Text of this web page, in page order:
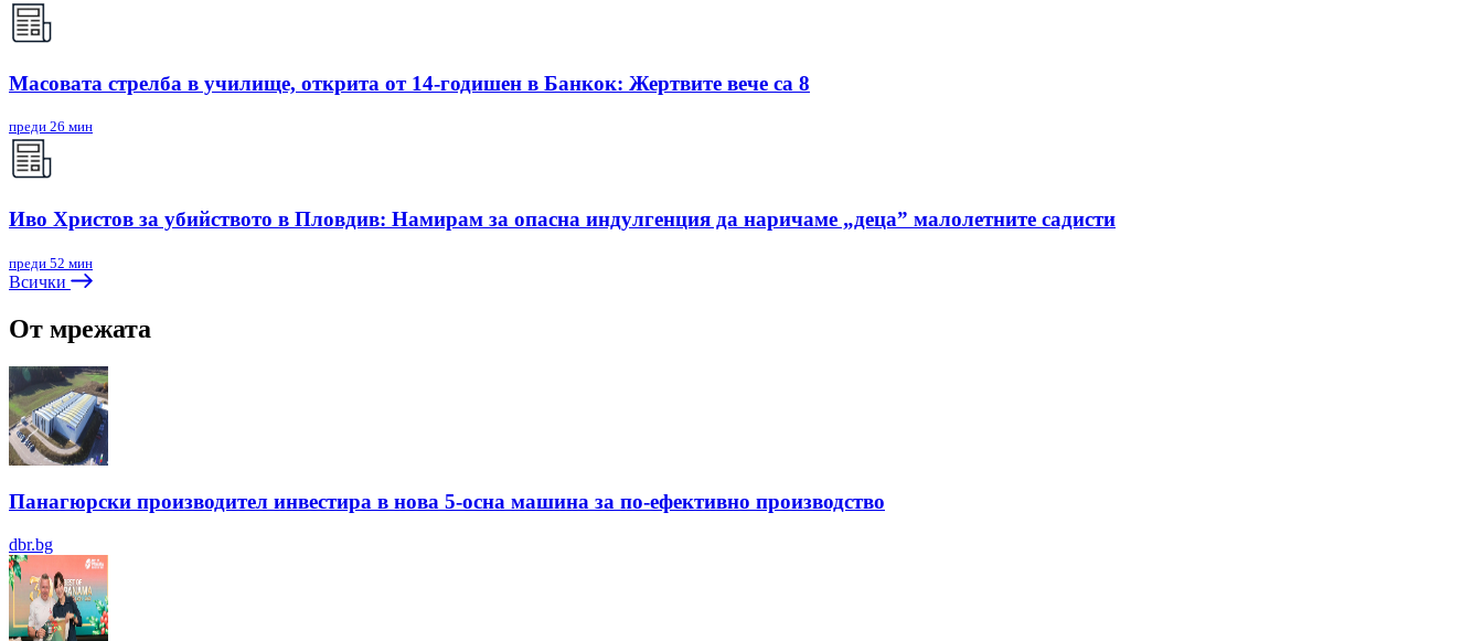
Масовата стрелба в училище, открита от 14-годишен в Банкок: Жертвите вече са 8
преди 26 мин
Иво Христов за убийството в Пловдив: Намирам за опасна индулгенция да наричаме „деца” малолетните садисти
преди 52 мин
Всички
От мрежата
Панагюрски производител инвестира в нова 5-осна машина за по-ефективно производство
dbr.bg